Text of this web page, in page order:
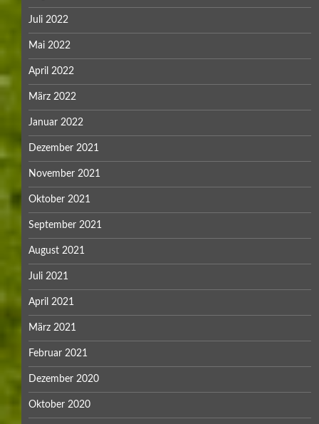
Juli 2022
Mai 2022
April 2022
März 2022
Januar 2022
Dezember 2021
November 2021
Oktober 2021
September 2021
August 2021
Juli 2021
April 2021
März 2021
Februar 2021
Dezember 2020
Oktober 2020